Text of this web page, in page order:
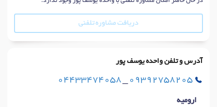
دریافت مشاوره تلفنی
آدرس و تلفن واحده یوسف پور
04433474058 09392758205
ارومیه